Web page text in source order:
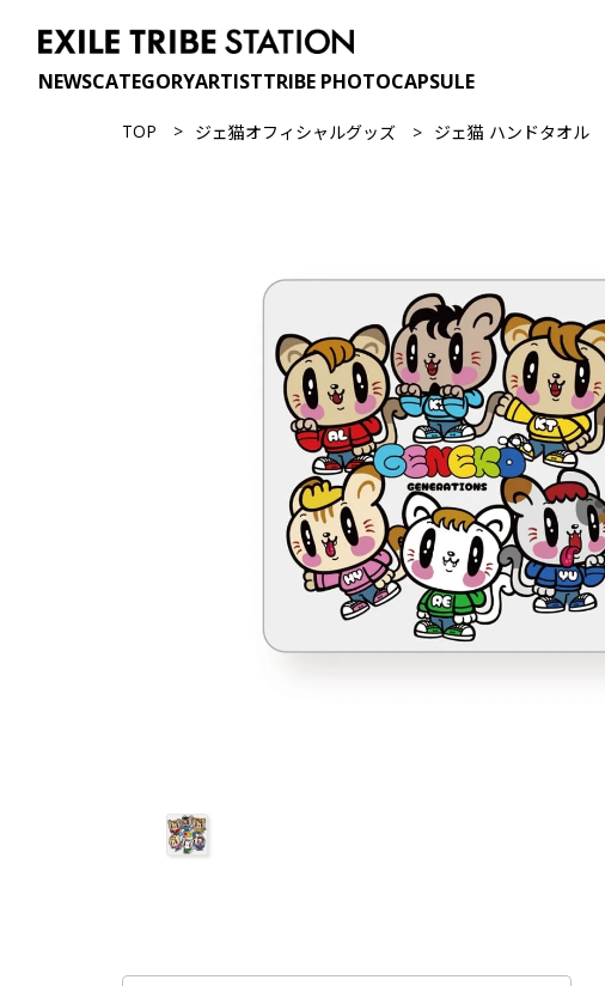
NEWSCATEGORYARTISTTRIBE PHOTOCAPSULE
TOP ジェ猫オフィシャルグッズ ジェ猫 ハンドタオル